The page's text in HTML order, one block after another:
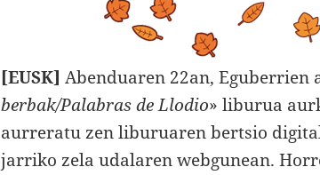
[EUSK] Abenduaren 22an, Eguberrien
berbak/Palabras de Llodio» liburua
aurreratu zen liburuaren bertsio
jarriko zela udalaren webgunean.